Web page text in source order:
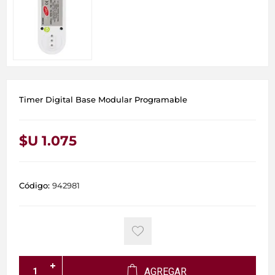
Timer Digital Base Modular Programable
$U 1.075
Código: 942981
AGREGAR